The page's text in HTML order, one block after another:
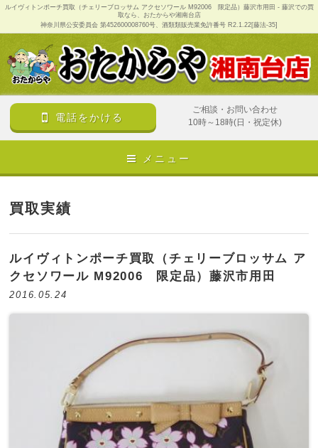
ルイヴィトンポーチ買取（チェリーブロッサム アクセソワール M92006 限定品）藤沢市用田 - 藤沢での買
取なら、おたからや湘南台店
神奈川県公安委員会 第452600008760号、酒類類販売業免許番号 R2.1.22[藤法-35]
電話をかける
ご相談・お問い合わせ
10時～18時(日・祝定休)
メニュー
買取実績
ルイヴィトンポーチ買取（チェリーブロッサム ア
クセソワール M92006 限定品）藤沢市用田
2016.05.24